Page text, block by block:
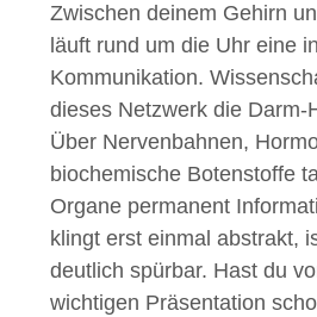
Zwischen deinem Gehirn
läuft rund um die Uhr eine
Kommunikation.
dieses Netzwerk die Darm-
Über Nervenbahnen,
biochemische Botenstoffe
Organe permanent
klingt erst einmal abstrakt,
deutlich spürbar. Hast du
wichtigen Präsentation